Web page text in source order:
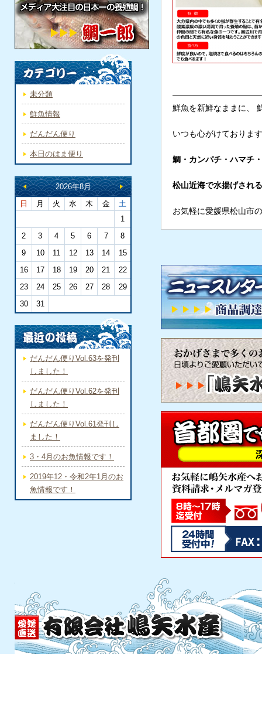
鮮魚を新鮮なままに、
いつも心がけておりま
鯛・カンパチ・ハマチ
松山近海で水揚げされ
お気軽に愛媛県松山市
未分類
鮮魚情報
だんだん便り
本日のはま便り
2026年8月
日
月 火 水 木 金
土
1
2
3 4 5 6 7
8
9
10 11 12 13 14
15
16
17 18 19 20 21
22
23
24 25 26 27 28
29
30
31
だんだん便りVol.63を発刊
しました！
だんだん便りVol.62を発刊
しました！
だんだん便りVol.61発刊し
ました！
3・4月のお魚情報です！
2019年12・令和2年1月のお
魚情報です！